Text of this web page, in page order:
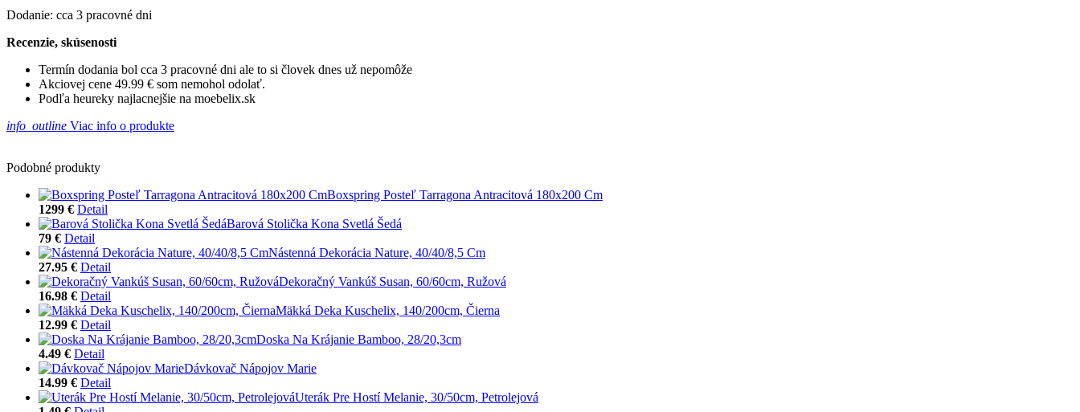
Dodanie: cca 3 pracovné dni
Recenzie, skúsenosti
Termín dodania bol cca 3 pracovné dni ale to si človek dnes už nepomôže
Akciovej cene 49.99 € som nemohol odolať.
Podľa heureky najlacnejšie na moebelix.sk
info_outline Viac info o produkte
Podobné produkty
Boxspring Posteľ Tarragona Antracitová 180x200 Cm
1299 € Detail
Barová Stolička Kona Svetlá Šedá
79 € Detail
Nástenná Dekorácia Nature, 40/40/8,5 Cm
27.95 € Detail
Dekoračný Vankúš Susan, 60/60cm, Ružová
16.98 € Detail
Mäkká Deka Kuschelix, 140/200cm, Čierna
12.99 € Detail
Doska Na Krájanie Bamboo, 28/20,3cm
4.49 € Detail
Dávkovač Nápojov Marie
14.99 € Detail
Uterák Pre Hostí Melanie, 30/50cm, Petrolejová